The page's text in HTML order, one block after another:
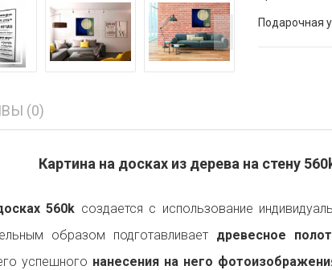
Подарочная
(0)
Картина на досках из дерева на стену
560k создается с использование
образом подготавливает древесное
успешного нанесения на него